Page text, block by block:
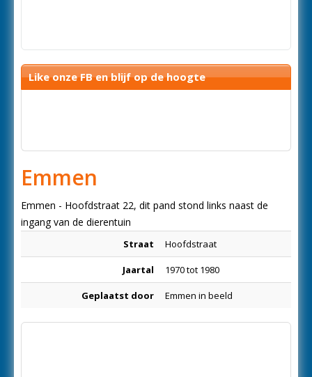
Like onze FB en blijf op de hoogte
Emmen
Emmen - Hoofdstraat 22, dit pand stond links naast de
ingang van de dierentuin
Straat Hoofdstraat
Jaartal 1970 tot 1980
Geplaatst door Emmen in beeld